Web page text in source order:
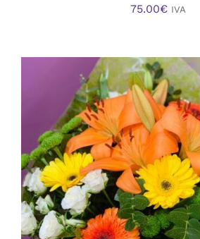
75.00€ IVA
AÑADIR AL CARRITO
DETALLES